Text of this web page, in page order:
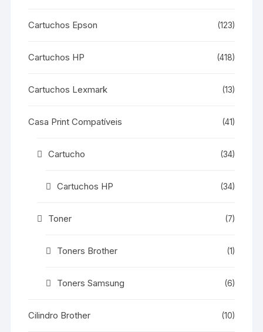
Cartuchos Epson (123)
Cartuchos HP (418)
Cartuchos Lexmark (13)
Casa Print Compatíveis (41)
Cartucho (34)
Cartuchos HP (34)
Toner (7)
Toners Brother (1)
Toners Samsung (6)
Cilindro Brother (10)